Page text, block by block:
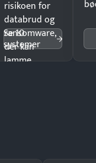
risikoen for
databrud og
ransomware,
der kan
lamme
Se 10
systemer